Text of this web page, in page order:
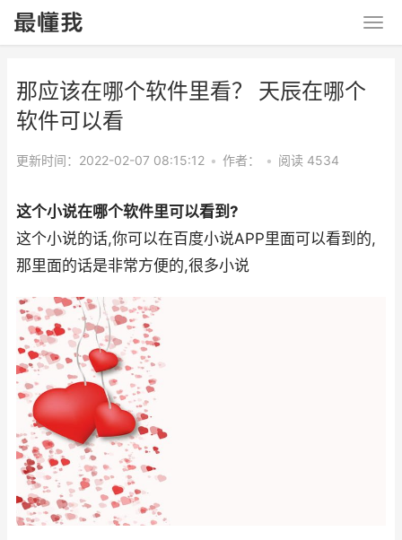
那应该在哪个软件里看？ 天辰在哪个
软件可以看
更新时间：2022-02-07 08:15:12 • 作者： • 阅读 4534
这个小说在哪个软件里可以看到?
这个小说的话,你可以在百度小说APP里面可以看到的,
那里面的话是非常方便的,很多小说